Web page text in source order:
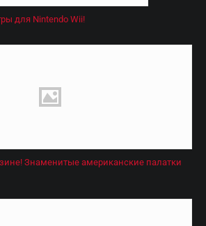
для Nintendo Wii!
Знаменитые американские палатки